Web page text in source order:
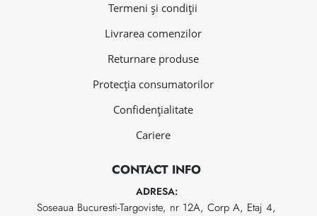
Termeni și condiții
Livrarea comenzilor
Returnare produse
Protecția consumatorilor
Confidențialitate
Cariere
CONTACT INFO
ADRESA:
Soseaua Bucuresti-Targoviste, nr 12A, Corp A, Etaj 4,